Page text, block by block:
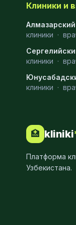
Массаж
Клиники и
клиники ·
клиники ·
клиники ·
🏥 kliniki
Платформа
Узбекистана.